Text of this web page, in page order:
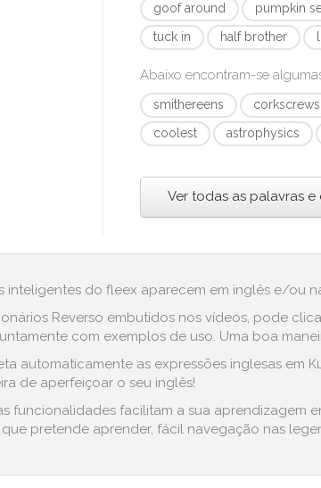
goof around pumpkin
tuck in
half brother
Abaixo encontram-se
smithereens corkscrews
coolest
astrophysics
Ver todas as palavras e
inteligentes do fleex aparecem em inglês e/ou
Reverso embutidos nos vídeos, pode
com exemplos de uso. Uma boa
automaticamente as expressões inglesas em
de aperfeiçoar o seu inglês!
funcionalidades facilitam a sua aprendizagem
que pretende aprender, fácil navegação nas